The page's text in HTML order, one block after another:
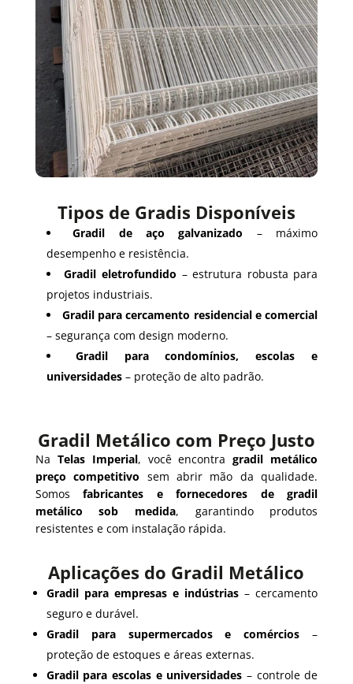
Tipos de Gradis Disponíveis
Gradil de aço galvanizado – máximo
desempenho e resistência.
Gradil eletrofundido – estrutura robusta para
projetos industriais.
Gradil para cercamento residencial e comercial
– segurança com design moderno.
Gradil para condomínios, escolas e
universidades– proteção de alto padrão.
Gradil Metálico com Preço Justo
Na Telas Imperial, você encontragradil metálico
preço competitivo sem abrir mão da qualidade.
Somosfabricantes e fornecedores de gradil
metálico sob medida, garantindo produtos
resistentes e com instalação rápida.
Aplicações do Gradil Metálico
Gradil para empresas e indústrias – cercamento
seguro e durável.
Gradil para supermercados e comércios –
proteção de estoques e áreas externas.
Gradil para escolas e universidades – controle de